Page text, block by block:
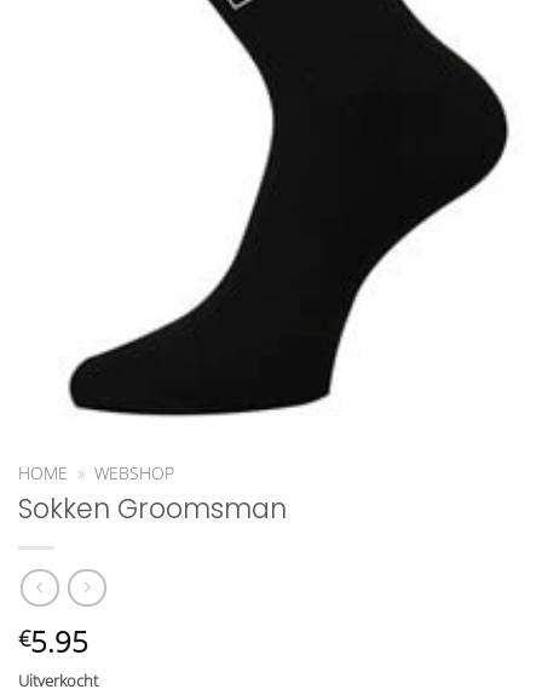
HOME » WEBSHOP
Sokken Groomsman
€5.95
Uitverkocht